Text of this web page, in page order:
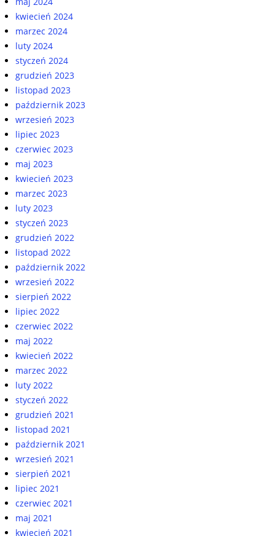
kwiecień 2024
marzec 2024
luty 2024
styczeń 2024
grudzień 2023
listopad 2023
październik 2023
wrzesień 2023
lipiec 2023
czerwiec 2023
maj 2023
kwiecień 2023
marzec 2023
luty 2023
styczeń 2023
grudzień 2022
listopad 2022
październik 2022
wrzesień 2022
sierpień 2022
lipiec 2022
czerwiec 2022
maj 2022
kwiecień 2022
marzec 2022
luty 2022
styczeń 2022
grudzień 2021
listopad 2021
październik 2021
wrzesień 2021
sierpień 2021
lipiec 2021
czerwiec 2021
maj 2021
kwiecień 2021